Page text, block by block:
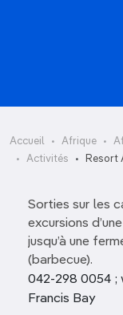
Accueil Afrique
Activités
Resort
Sorties sur les
excursions
jusqu’à une
(barbecue).
042-298 0054 ;
Francis Bay